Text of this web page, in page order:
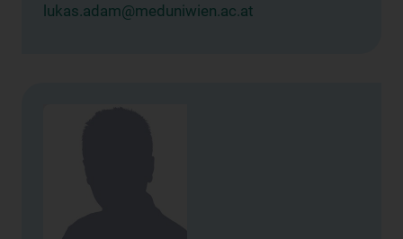
lukas.adam@meduniwien.ac.at